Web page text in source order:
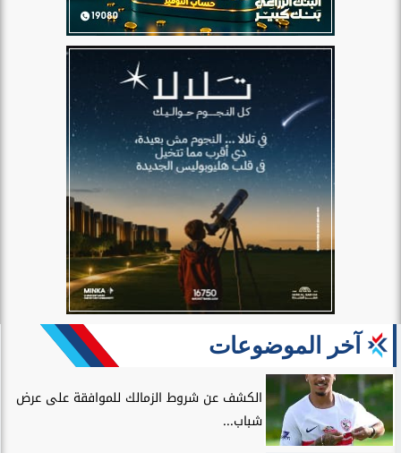
آخر الموضوعات
الكشف عن شروط الزمالك للموافقة على عرض
شباب...